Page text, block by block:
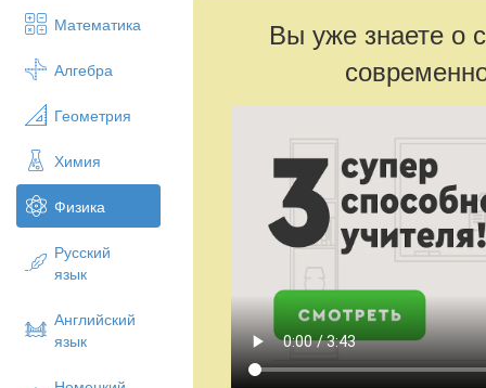
Математика
Алгебра
Геометрия
Химия
Физика
Русский
язык
Английский
язык
обобщение и закрепление
На 1 слайде при нажатии на номер
На 2 и 3 слайде при нажатии на
Форма работы– фронтальная,
Вы уже знаете о